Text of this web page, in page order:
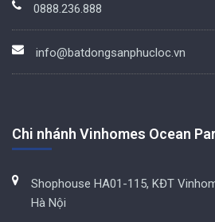
0888.236.888
info@batdongsanphucloc.vn
Chi nhánh Vinhomes Ocean
Shophouse HA01-115, KĐT
Hà Nội